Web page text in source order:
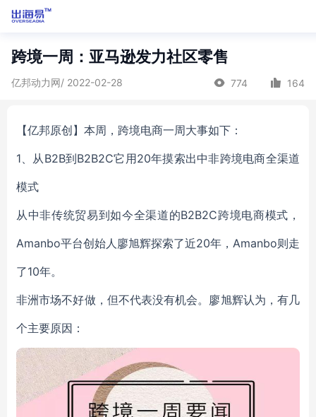
跨境一周：亚马逊发力社区零售
亿邦动力网/ 2022-02-28 774 164
【亿邦原创】本周，跨境电商一周大事如下：
1、从B2B到B2B2C它用20年摸索出中非跨境电商全渠道
模式
从中非传统贸易到如今全渠道的B2B2C跨境电商模式，
Amanbo平台创始人廖旭辉探索了近20年，Amanbo则走
了10年。
非洲市场不好做，但不代表没有机会。廖旭辉认为，有几
个主要原因：